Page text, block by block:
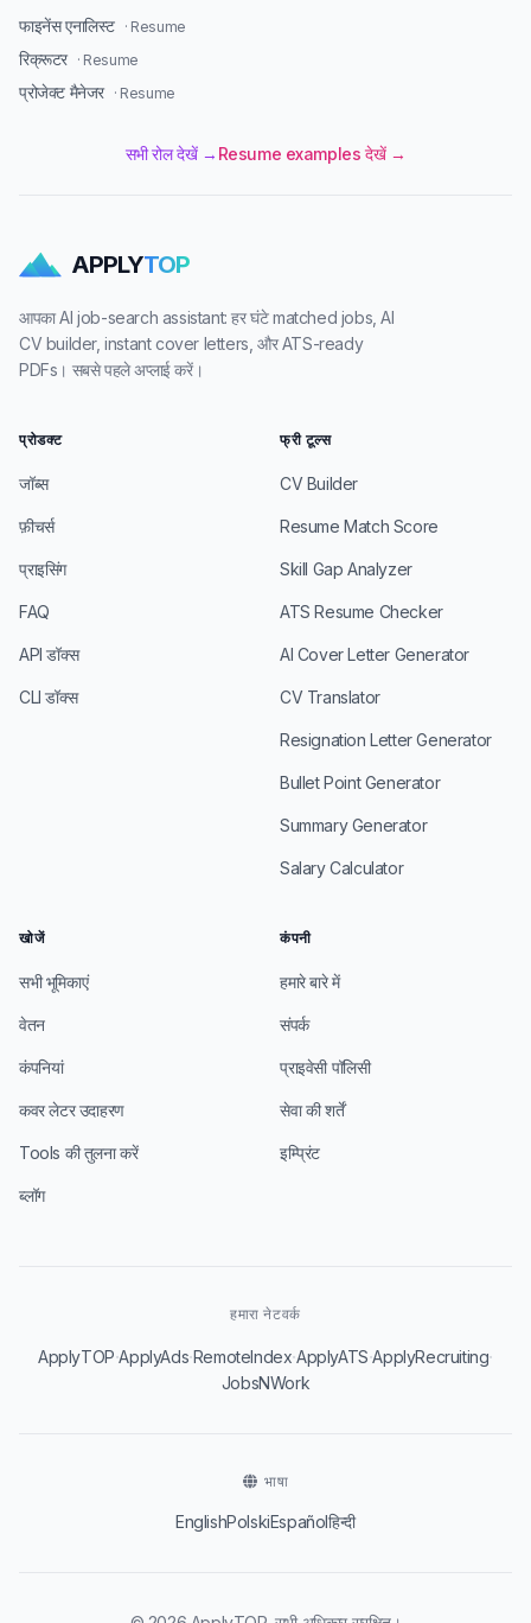
फाइनेंस एनालिस्ट · Resume
रिक्रूटर · Resume
प्रोजेक्ट मैनेजर · Resume
सभी रोल देखें → Resume examples देखें →
APPLYTOP
आपका AI job-search assistant: हर घंटे matched jobs, AI
CV builder, instant cover letters, और ATS-ready
PDFs। सबसे पहले अप्लाई करें।
प्रोडक्ट
जॉब्स
फ़ीचर्स
प्राइसिंग
FAQ
API डॉक्स
CLI डॉक्स
फ्री टूल्स
CV Builder
Resume Match Score
Skill Gap Analyzer
ATS Resume Checker
AI Cover Letter Generator
CV Translator
Resignation Letter Generator
Bullet Point Generator
Summary Generator
Salary Calculator
खोजें
सभी भूमिकाएं
वेतन
कंपनियां
कवर लेटर उदाहरण
Tools की तुलना करें
ब्लॉग
कंपनी
हमारे बारे में
संपर्क
प्राइवेसी पॉलिसी
सेवा की शर्तें
इम्प्रिंट
हमारा नेटवर्क
ApplyTOP·ApplyAds·RemoteIndex·ApplyATS·ApplyRecruiting·
JobsNWork
भाषा
EnglishPolskiEspañolहिन्दी